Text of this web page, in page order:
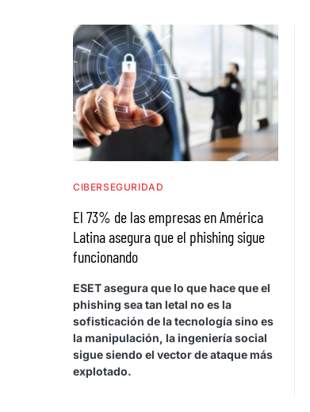
CIBERSEGURIDAD
El 73% de las empresas en América
Latina asegura que el phishing sigue
funcionando
ESET asegura que lo que hace que el
phishing sea tan letal no es la
sofisticación de la tecnología sino es
la manipulación, la ingeniería social
sigue siendo el vector de ataque más
explotado.